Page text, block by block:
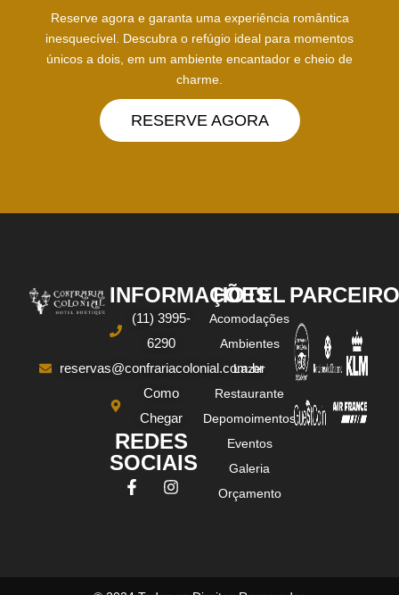
Reserve agora e garanta uma experiência romântica
inesquecível. Descubra o refúgio ideal para momentos
únicos a dois, em um ambiente encantador e cheio de
charme.
RESERVE AGORA
INFORMAÇÕES
(11) 3995-
6290
reservas@confrariacolonial.com.br
Como
Chegar
REDES
SOCIAIS
HOTEL
Acomodações
Ambientes
Lazer
Restaurante
Depomoimentos
Eventos
Galeria
Orçamento